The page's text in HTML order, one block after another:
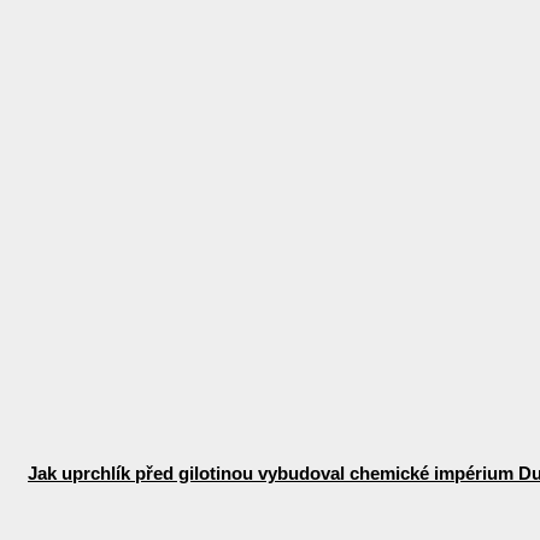
Jak uprchlík před gilotinou vybudoval chemické impérium